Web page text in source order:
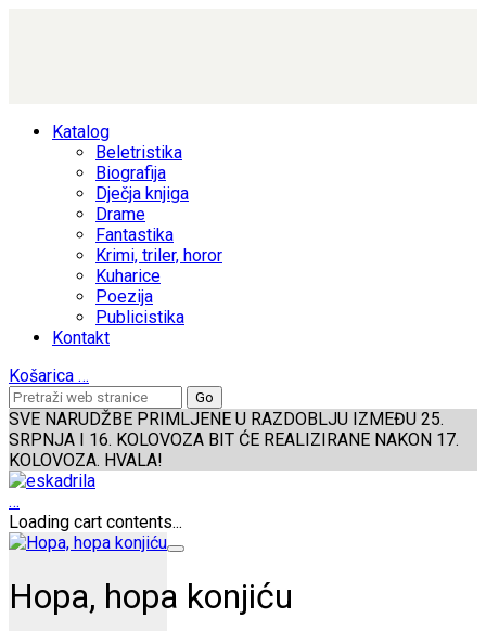
Katalog
Beletristika
Biografija
Dječja knjiga
Drame
Fantastika
Krimi, triler, horor
Kuharice
Poezija
Publicistika
Kontakt
Košarica …
SVE NARUDŽBE PRIMLJENE U RAZDOBLJU IZMEĐU 25.
SRPNJA I 16. KOLOVOZA BIT ĆE REALIZIRANE NAKON 17.
KOLOVOZA. HVALA!
…
Loading cart contents...
Hopa, hopa konjiću